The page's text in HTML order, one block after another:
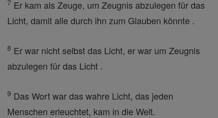
7 Er kam als Zeuge, um Zeugnis abzulegen für das
Licht, damit alle durch ihn zum Glauben könnte .
8 Er war nicht selbst das Licht, er war um Zeugnis
abzulegen für das Licht .
9 Das Wort war das wahre Licht, das jeden
Menschen erleuchtet, kam in die Welt.